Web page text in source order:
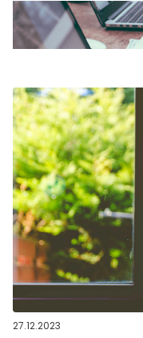
27.12.2023